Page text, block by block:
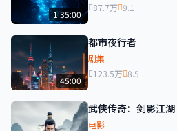
1:35:00
87.7万 9.1
45:00
都市夜行者
剧集
123.5万 8.5
武侠传奇：剑影江湖
电影